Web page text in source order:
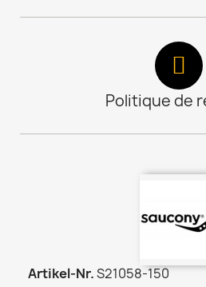
Politique de
Artikel-Nr.S21058-150